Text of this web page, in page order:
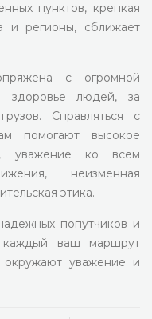
пунктов, крепкая
и регионы, сближает
с огромной
здоровье людей, за
Справляться с
помогают высокое
уважение ко всем
неизменная
этика.
попутчиков и
каждый ваш маршрут
уважение и